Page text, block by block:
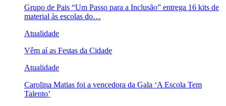
Grupo de Pais “Um Passo para a Inclusão” entrega 16 kits de
material às escolas do…
Atualidade
Vêm aí as Festas da Cidade
Atualidade
Carolina Matias foi a vencedora da Gala ‘A Escola Tem
Talento’